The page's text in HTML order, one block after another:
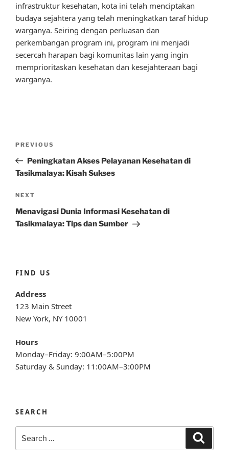
infrastruktur kesehatan, kota ini telah menciptakan
budaya sejahtera yang telah meningkatkan taraf hidup
warganya. Seiring dengan perluasan dan
perkembangan program ini, program ini menjadi
secercah harapan bagi komunitas lain yang ingin
memprioritaskan kesehatan dan kesejahteraan bagi
warganya.
Previous
Post
PREVIOUS
Peningkatan Akses Pelayanan Kesehatan di
Tasikmalaya: Kisah Sukses
Next
Post
NEXT
Menavigasi Dunia Informasi Kesehatan di
Tasikmalaya: Tips dan Sumber
FIND US
Address
123 Main Street
New York, NY 10001
Hours
Monday–Friday: 9:00AM–5:00PM
Saturday & Sunday: 11:00AM–3:00PM
SEARCH
for: